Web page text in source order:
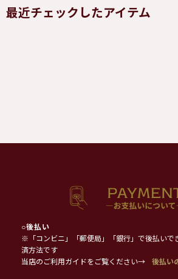
最近チェックしたアイテム
○後払い
※「コンビニ」「郵便局」「銀行」で後払いで
済方法です
当店のご利用ガイドをご覧ください→
後払い